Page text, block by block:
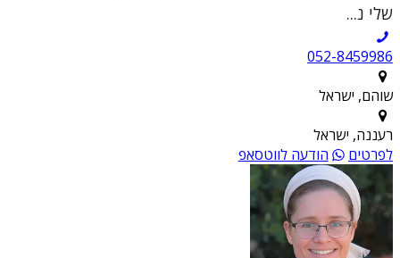
שלי נ...
052-8459986
שוהם, ישראל
רעננה, ישראל
לפרטים
הודעה לווטסאפ